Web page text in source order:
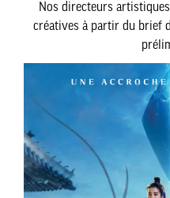
Nos directeurs
créatives à partir du brief